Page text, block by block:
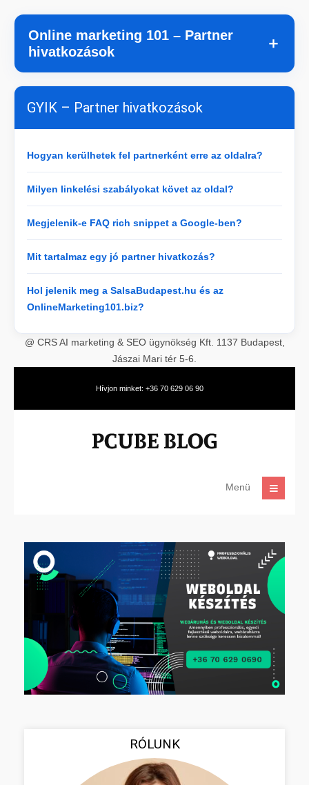
Online marketing 101 – Partner
hivatkozások
＋
GYIK – Partner hivatkozások
Hogyan kerülhetek fel partnerként erre az oldalra?
Milyen linkelési szabályokat követ az oldal?
Megjelenik-e FAQ rich snippet a Google-ben?
Mit tartalmaz egy jó partner hivatkozás?
Hol jelenik meg a SalsaBudapest.hu és az
OnlineMarketing101.biz?
@ CRS AI marketing & SEO ügynökség Kft. 1137 Budapest,
Jászai Mari tér 5-6.
Hívjon minket: +36 70 629 06 90
Menü
RÓLUNK